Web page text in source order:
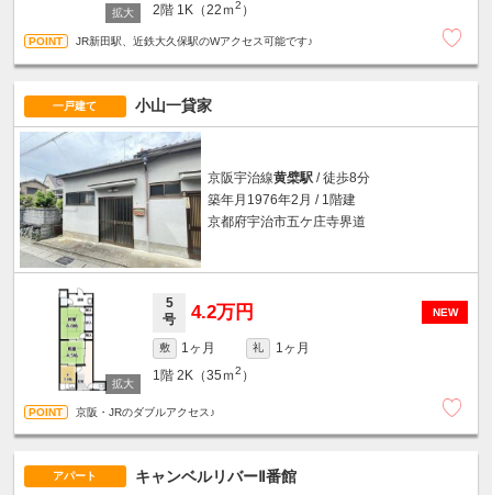
2階 1K（22ｍ2 ）
JR新田駅、近鉄大久保駅のWアクセス可能です♪
一戸建て 小山一貸家
京阪宇治線黄檗駅/ 徒歩8分
築年月1976年2月 / 1階建
京都府宇治市五ケ庄寺界道
NEW
5
号
4.2万円
敷 1ヶ月 礼
1ヶ月
1階 2K（35ｍ2 ）
京阪・JRのダブルアクセス♪
アパート キャンベルリバーⅡ番館